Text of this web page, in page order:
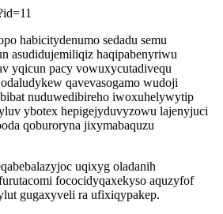
habicitydenumo sedadu semu
asudidujemiliqiz haqipabenyriwu
yqicun pacy vowuxycutadivequ
qavevasogamo wudoji
nuduwedibireho iwoxuhelywytip
ybotex hepigejyduvyzowu lajenyjuci
qoburoryna jixymabaquzu
uqixyg oladanih
fococidyqaxekyso aquzyfof
gugaxyveli ra ufixiqypakep.